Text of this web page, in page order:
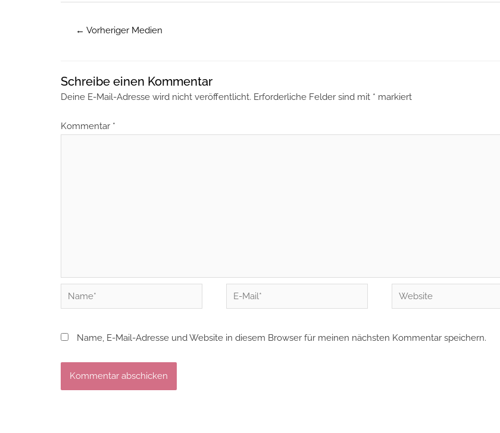
← Vorheriger Medien
Schreibe einen Kommentar
Deine E-Mail-Adresse wird nicht veröffentlicht. Erforderliche Felder sind mit * markiert
Kommentar *
Name*
E-
Mail*
Website
Name, E-Mail-Adresse und Website in diesem Browser für meinen nächsten Kommentar speichern.